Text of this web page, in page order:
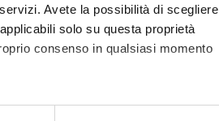
Avete la possibilità di scegliere
solo su questa proprietà
consenso in qualsiasi momento